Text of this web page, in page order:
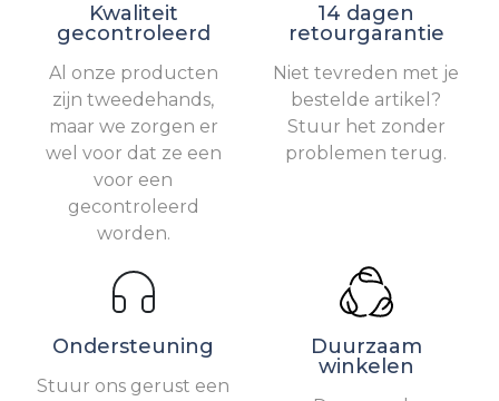
Kwaliteit
gecontroleerd
Al onze producten
zijn tweedehands,
maar we zorgen er
wel voor dat ze een
voor een
gecontroleerd
worden.
14 dagen
retourgarantie
Niet tevreden met je
bestelde artikel?
Stuur het zonder
problemen terug.
Ondersteuning
Stuur ons gerust een
Duurzaam
winkelen